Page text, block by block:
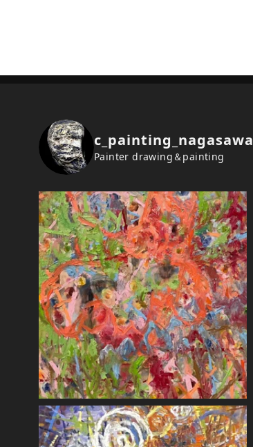
c_painting_nagasawa
Painter drawing＆painting